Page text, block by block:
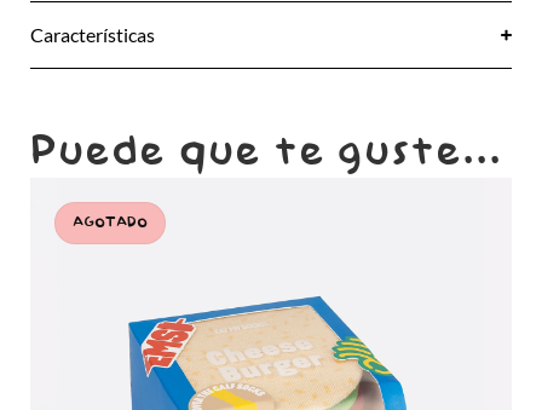
Características
Puede que te guste...
AGOTADO